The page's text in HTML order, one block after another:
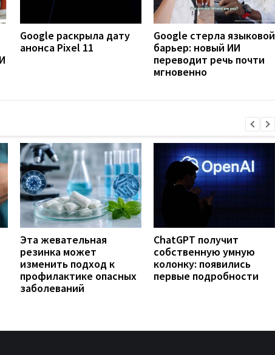
Google раскрыла дату
анонса Pixel 11
Google стерла языковой
барьер: новый ИИ
переводит речь почти
мгновенно
Эта жевательная
резинка может
изменить подход к
профилактике опасных
заболеваний
ChatGPT получит
собственную умную
колонку: появились
первые подробности